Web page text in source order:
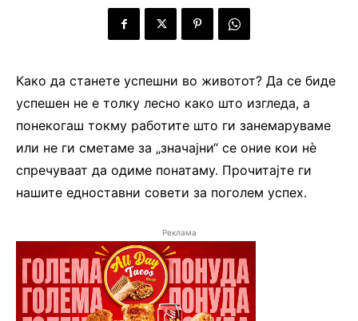
Како да станете успешни во животот? Да се биде
успешен не е толку лесно како што изгледа, а
понекогаш токму работите што ги занемаруваме
или не ги сметаме за „значајни“ се оние кои нè
спречуваат да одиме понатаму. Прочитајте ги
нашите едноставни совети за поголем успех.
Реклама